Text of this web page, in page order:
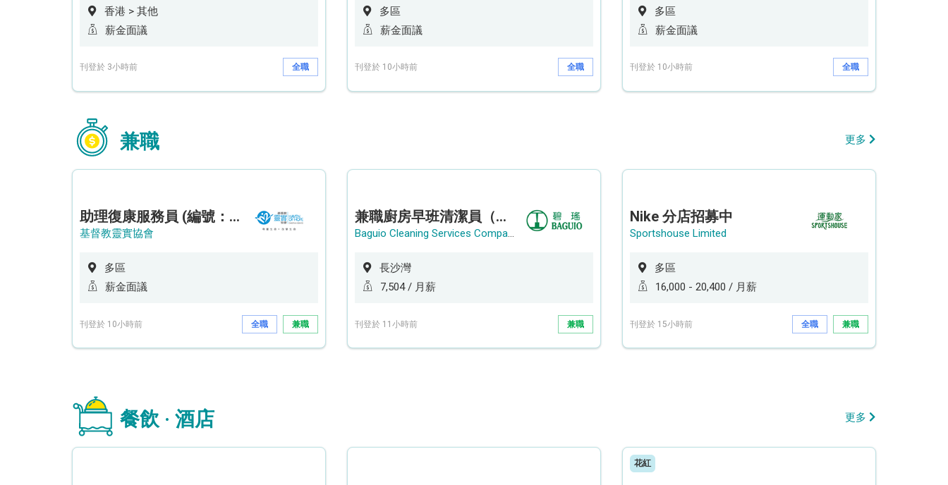
香港 > 其他
薪金面議
刊登於 3小時前 全職
多區
薪金面議
刊登於 10小時前 全職
多區
薪金面議
刊登於 10小時前 全職
兼職 更多
助理復康服務員 (編號：RSD/ARSW/CTE)
基督教靈實協會
多區
薪金面議
刊登於 10小時前 全職 兼職
兼職廚房早班清潔員（長沙灣）
Baguio Cleaning Services Company Limited
長沙灣
7,504 / 月薪
刊登於 11小時前 兼職
Nike 分店招募中
Sportshouse Limited
多區
16,000 - 20,400 / 月薪
刊登於 15小時前 全職 兼職
餐飲 · 酒店 更多
花紅